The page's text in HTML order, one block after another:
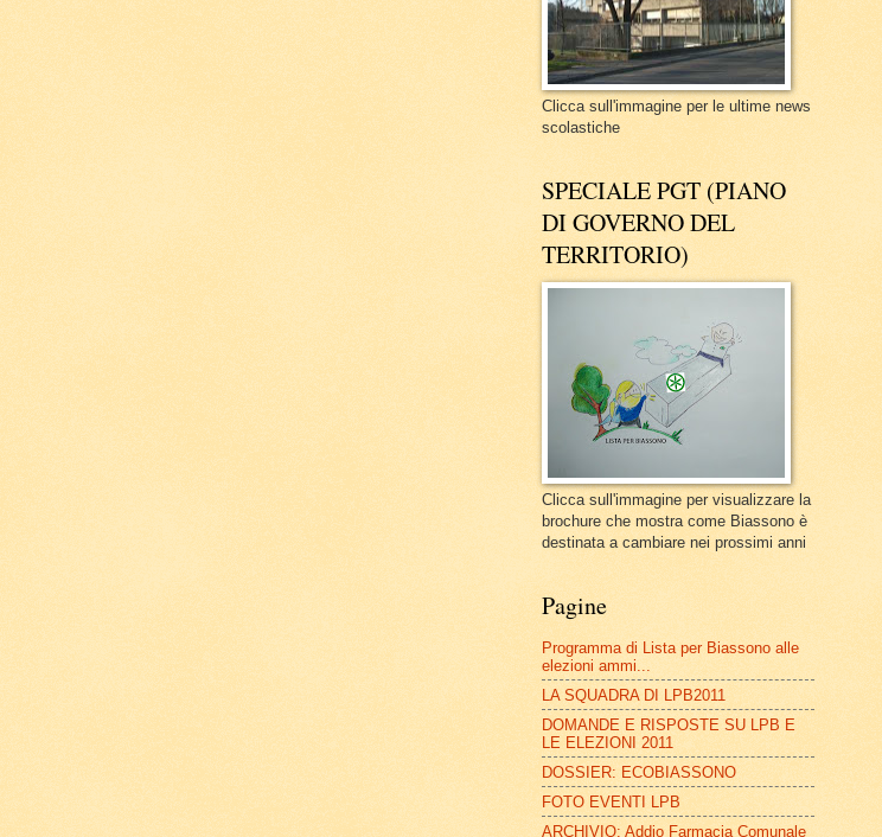
Clicca sull'immagine per le ultime news
scolastiche
SPECIALE PGT (PIANO
DI GOVERNO DEL
TERRITORIO)
Clicca sull'immagine per visualizzare la
brochure che mostra come Biassono è
destinata a cambiare nei prossimi anni
Pagine
Programma di Lista per Biassono alle
elezioni ammi...
LA SQUADRA DI LPB2011
DOMANDE E RISPOSTE SU LPB E
LE ELEZIONI 2011
DOSSIER: ECOBIASSONO
FOTO EVENTI LPB
ARCHIVIO: Addio Farmacia Comunale